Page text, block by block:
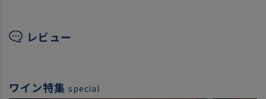
レビュー
ワイン特集 special